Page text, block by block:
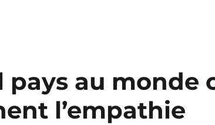
pays au monde
l’empathie